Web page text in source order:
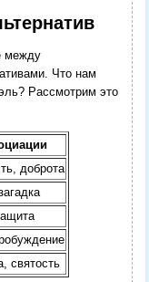
между
Что нам
Рассмотрим это
доброта
святость